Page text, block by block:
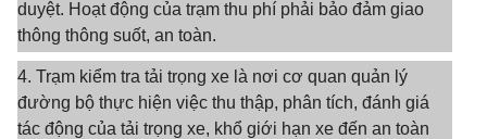
duyệt. Hoạt động của trạm thu phí phải bảo đảm giao
thông thông suốt, an toàn.
4. Trạm kiểm tra tải trọng xe là nơi cơ quan quản lý
đường bộ thực hiện việc thu thập, phân tích, đánh giá
tác động của tải trọng xe, khổ giới hạn xe đến an toàn